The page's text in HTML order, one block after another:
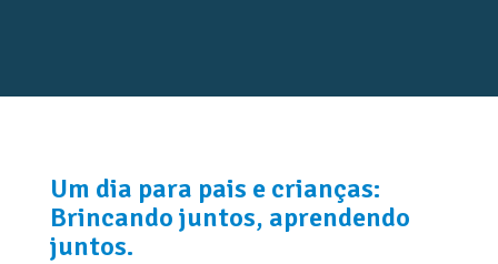
Um dia para pais e crianças:
Brincando juntos, aprendendo
juntos.